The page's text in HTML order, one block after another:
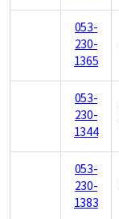
053-
230-
1365
053-
230-
1344
053-
230-
1383